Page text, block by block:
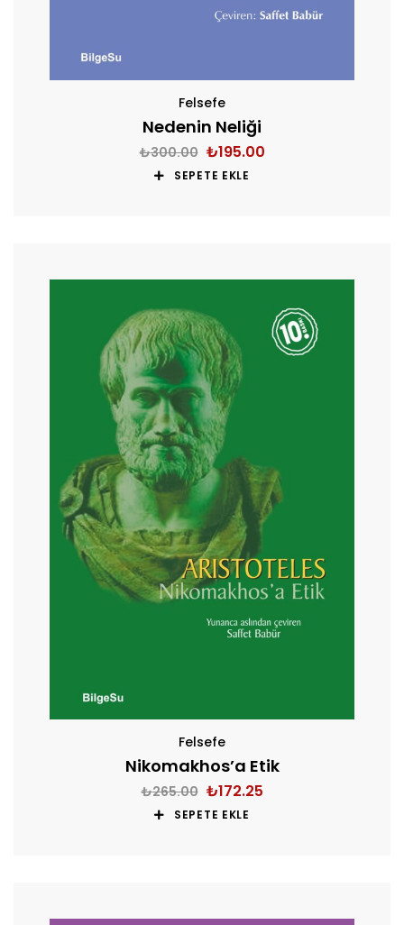
Felsefe
Nedenin Neliği
₺300.00 ₺195.00
SEPETE EKLE
Felsefe
Nikomakhos’a Etik
₺265.00 ₺172.25
SEPETE EKLE